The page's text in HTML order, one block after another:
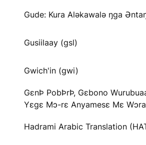
Gude: Kura Aləkawalə ŋga
Gusiilaay (gsl)
Gwich'in (gwi)
GɛnÞ PobÞrÞ, Gɛbono
Yɛgɛ Mɔ-rɛ Anyamesɛ Mɛ
Hadrami Arabic Translation